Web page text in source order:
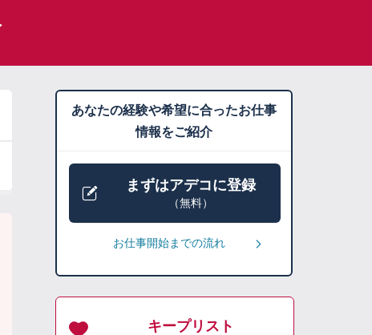
あなたの経験や希望に合ったお仕事
情報をご紹介
まずはアデコに登録
（無料）
お仕事開始までの流れ
キープリスト